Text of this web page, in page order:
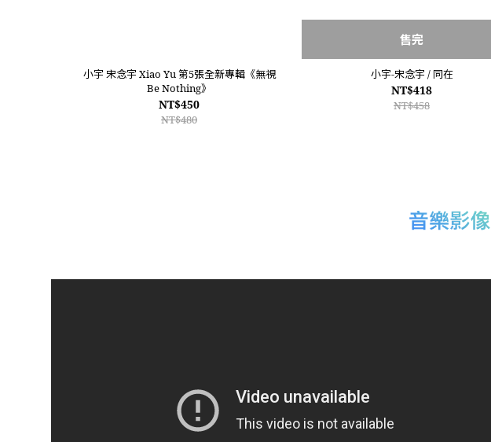
小宇 宋念宇 Xiao Yu 第5張全新專輯《無視
Be Nothing》
NT$450
NT$480
售完
小宇-宋念宇 / 同在
NT$418
NT$458